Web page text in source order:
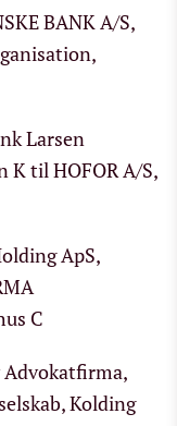
BANK A/S,
Larsen
K til HOFOR A/S,
ApS,
C
Kolding